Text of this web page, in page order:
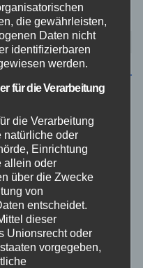
die gewährleisten,
Daten nicht
identifizierbaren
werden.
für die Verarbeitung
die Verarbeitung
natürliche oder
Einrichtung
allein oder
über die Zwecke
von
entscheidet.
dieser
Unionsrecht oder
vorgegeben,